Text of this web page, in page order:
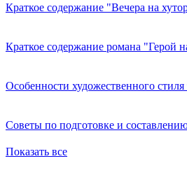
Краткое содержание "Вечера на
Краткое содержание романа "Герой
Особенности художественного стиля
Советы по подготовке и
Показать все